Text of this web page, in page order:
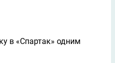
в «Спартак» одним